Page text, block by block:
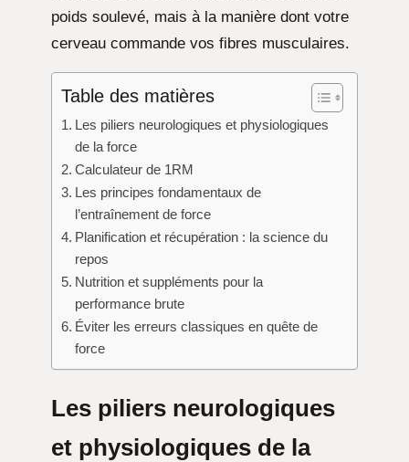
poids soulevé, mais à la manière dont votre
cerveau commande vos fibres musculaires.
Table des matières
Les piliers neurologiques et physiologiques
de la force
Calculateur de 1RM
Les principes fondamentaux de
l’entraînement de force
Planification et récupération : la science du
repos
Nutrition et suppléments pour la
performance brute
Éviter les erreurs classiques en quête de
force
Les piliers neurologiques
et physiologiques de la